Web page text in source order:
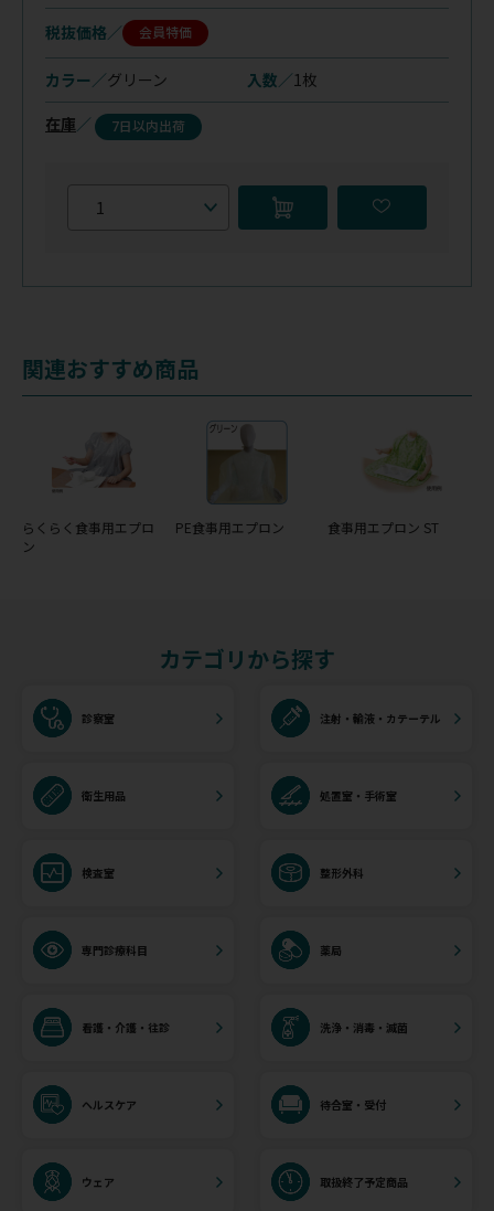
税抜価格 会員特価
カラー／グリーン 入数／1枚
在庫／ 7日以内出荷
関連おすすめ商品
らくらく食事用エプロ
ン
PE食事用エプロン 食事用エプロン ST
カテゴリから探す
診察室 注射・輸液・カテーテル
衛生用品 処置室・手術室
検査室 整形外科
専門診療科目 薬局
看護・介護・往診 洗浄・消毒・滅菌
ヘルスケア 待合室・受付
ウェア 取扱終了予定商品